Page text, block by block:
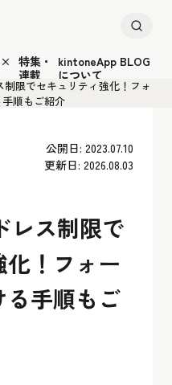
特集・
連載
kintoneApp BLOG
について
限でセキュリティ強化！フォ
順もご紹介
公開日: 2023.07.10
更新日: 2026.08.03
レス制限で
！フォー
る手順もご